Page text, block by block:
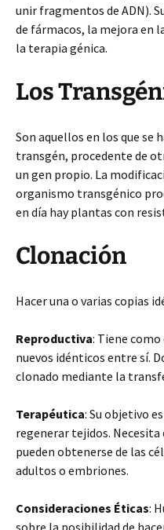
unir fragmentos de ADN).
de fármacos, la mejora en
la terapia génica.
Los
Son aquellos en los que se
transgén, procedente de
un gen propio. La
organismo transgénico
en día hay plantas con
Clonación
Hacer una o varias copias
Reproductiva: Tiene
nuevos idénticos entre sí.
clonado mediante la
Terapéutica: Su objetivo
regenerar tejidos.
pueden obtenerse de las
adultos o embriones.
Consideraciones Éticas:
sobre la posibilidad de